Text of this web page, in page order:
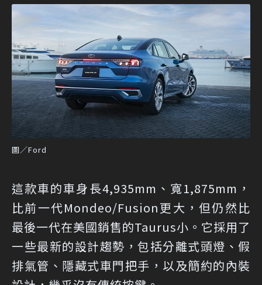
圖／Ford
這款車的車身長4,935mm、寬1,875mm，
比前一代Mondeo/Fusion更大，但仍然比
最後一代在美國銷售的Taurus小。它採用了
一些最新的設計趨勢，包括分離式頭燈、假
排氣管、隱藏式車門把手，以及簡約的內裝